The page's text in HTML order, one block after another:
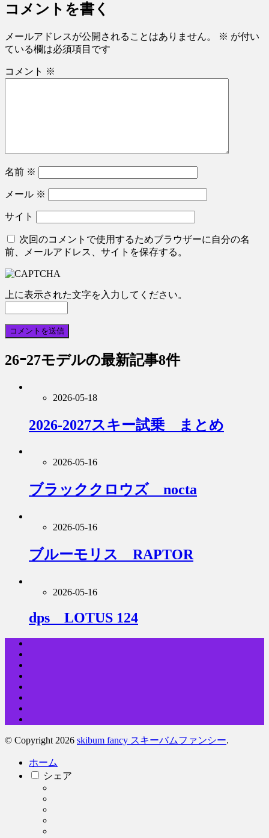
コメントを書く
メールアドレスが公開されることはありません。 ※ が付い
ている欄は必須項目です
コメント ※
名前 ※
メール ※
サイト
次回のコメントで使用するためブラウザーに自分の名
前、メールアドレス、サイトを保存する。
上に表示された文字を入力してください。
26ｰ27モデルの最新記事8件
2026-05-18
2026-2027スキー試乗 まとめ
2026-05-16
ブラッククロウズ nocta
2026-05-16
ブルーモリス RAPTOR
2026-05-16
dps LOTUS 124
© Copyright 2026 skibum fancy スキーバムファンシー.
ホーム
シェア